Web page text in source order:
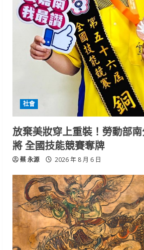
社會
放棄美妝穿上重裝！勞動部
將 全國技能競賽奪牌
蔡 永源 2026 年 8 月 6 日